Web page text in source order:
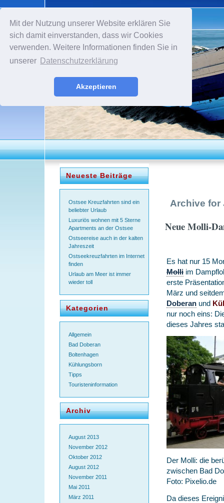
Mit der Nutzung unserer Website erklären Sie
sich damit einverstanden, dass wir Cookies
verwenden. Weitere Informationen finden Sie in
unserer Datenschutzerklärung
Akzeptieren
Neueste Beiträge
Ostsee Kreuzfahrten sind ein
beliebter Urlaub
Luxuriös wohnen mit 5 Sterne
Apartments an der Ostsee
Ostseereise auch in der kalten
Jahreszeit
Ostseekreuzfahrten im Internet
finden
Urlaub am Meer ist immer
wieder toll
Kategorien
Allgemein
Bad Doberan
Boltenhagen
Kühlungsborn
Tipps
Touristeninformation
Archiv
August 2013
November 2012
Oktober 2012
August 2012
November 2011
Mai 2011
März 2011
Archive for
Neue Molli-
Es hat nur 15
Molliim
erste
März und
Doberanund
nur noch eins:
dieses Jahres
Der Molli: die
zwischen Bad
Foto: Pixelio.de
Da dieses